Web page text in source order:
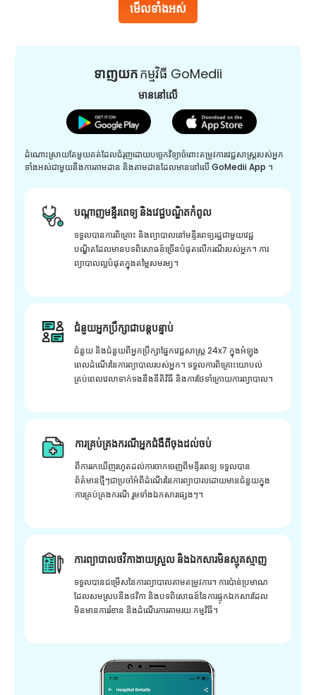
មើលទាំងអស់
ទាញយកកម្មវិធី GoMedii
មាននៅលើ
ដំណោះស្រាយតែមួយគត់ដែលជំរុញដោយបច្ចេកវិទ្យាចំពោះតម្រូវការវេជ្ជសាស្រ្តរបស់អ្នក
ទាំងអស់ជាមួយនឹងការតាមដាន និងតាមដានដែលមាននៅលើ GoMedii App ។
បណ្តាញមន្ទីរពេទ្យ និងវេជ្ជបណ្ឌិតកំពូល
ទទួលបានការពិគ្រោះ និងព្យាបាលនៅមន្ទីរពេទ្យរដ្ឋជាមួយវេជ្ជ
បណ្ឌិតដែលមានបទពិសោធន៍ច្រើនបំផុតលើករណីរបស់អ្នក។ ការ
ព្យាបាលល្អបំផុតក្នុងតម្លៃសមរម្យ។
ជំនួយអ្នកប្រឹក្សាជាបន្តបន្ទាប់
ជំនួយ និងជំនួយពីអ្នកប្រឹក្សាផ្នែកវេជ្ជសាស្រ្ត 24x7 ក្នុងអំឡុង
ពេលដំណើរនៃការព្យាបាលរបស់អ្នក។ ទទួលការពិគ្រោះយោបល់
គ្រប់ពេលវេលាទាក់ទងនឹងនីតិវិធី និងការថែទាំក្រោយការព្យាបាល។
ការគ្រប់គ្រងករណីអ្នកជំងឺពីចុងដល់ចប់
ពីការរកឃើញរហូតដល់ការចាកចេញពីមន្ទីរពេទ្យ ទទួលបាន
ព័ត៌មានថ្មីៗជាប្រចាំអំពីដំណើរនៃការព្យាបាលដោយមានជំនួយក្នុង
ការគ្រប់គ្រងករណី រួមទាំងឯកសារផ្សេងៗ។
ការព្យាបាលថវិកាងាយស្រួល និងឯកសារមិនស្មុគស្មាញ
ទទួលបានជម្រើសនៃការព្យាបាលតាមតម្រូវការ។ ការប៉ាន់ប្រមាណ
ដែលសមស្របនឹងថវិកា និងបទពិសោធន៍នៃការផ្ទុកឯកសារដែល
មិនមានការរំខាន និងដំណើរការតាមរយៈកម្មវិធី។